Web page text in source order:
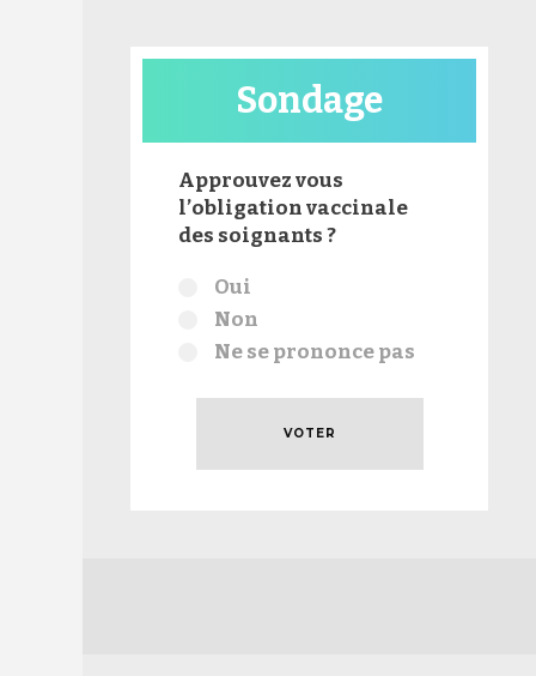
Sondage
Approuvez vous
l’obligation vaccinale
des soignants ?
ChoixOui
Non
Ne se prononce pas